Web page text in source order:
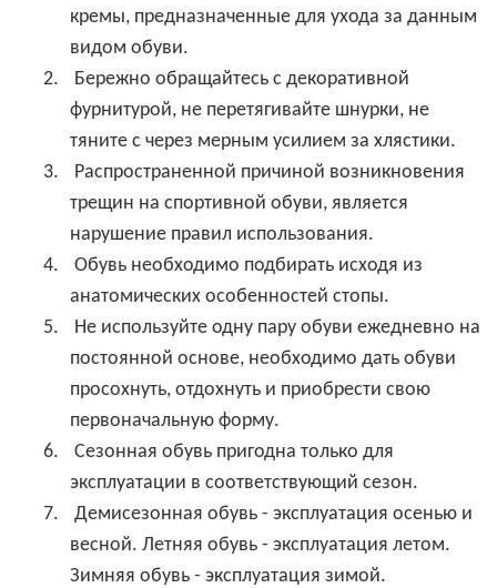
кремы, предназначенные для ухода за данным
видом обуви.
2.
Бережно обращайтесь с декоративной
фурнитурой, не перетягивайте шнурки, не
тяните с через мерным усилием за хлястики.
3.
Распространенной причиной возникновения
трещин на спортивной обуви, является
нарушение правил использования.
4.
Обувь необходимо подбирать исходя из
анатомических особенностей стопы.
5.
Не используйте одну пару обуви ежедневно на
постоянной основе, необходимо дать обуви
просохнуть, отдохнуть и приобрести свою
первоначальную форму.
6.
Сезонная обувь пригодна только для
эксплуатации в соответствующий сезон.
7.
Демисезонная обувь - эксплуатация осенью и
весной. Летняя обувь - эксплуатация летом.
Зимняя обувь - эксплуатация зимой.